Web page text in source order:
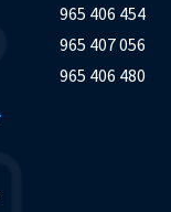
965 406 454
965 407 056
965 406 480